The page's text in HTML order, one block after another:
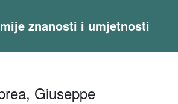
znanosti i umjetnosti
Giuseppe